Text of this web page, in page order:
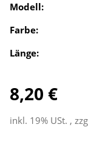
Modell:
Farbe:
Länge:
8,20 €
inkl. 19% USt. ,